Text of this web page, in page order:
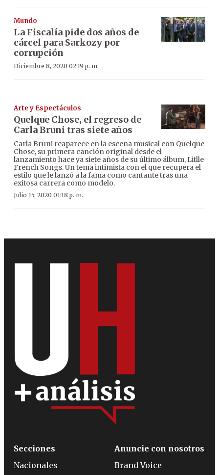
Mundo
La Fiscalía pide dos años de
cárcel para Sarkozy por
corrupción
Diciembre 8, 2020 02:19 p. m.
Arte y Espectáculos
Quelque Chose, el regreso de
Carla Bruni tras siete años
Carla Bruni reaparece en la escena musical con Quelque
Chose, su primera canción original desde el
lanzamiento hace ya siete años de su último álbum, Litlle
French Songs. Un tema intimista con el que recupera el
estilo que le lanzó a la fama como cantante tras una
exitosa carrera como modelo.
Julio 15, 2020 01:18 p. m.
Secciones
Nacionales
Anuncie con nosotros
Brand Voice